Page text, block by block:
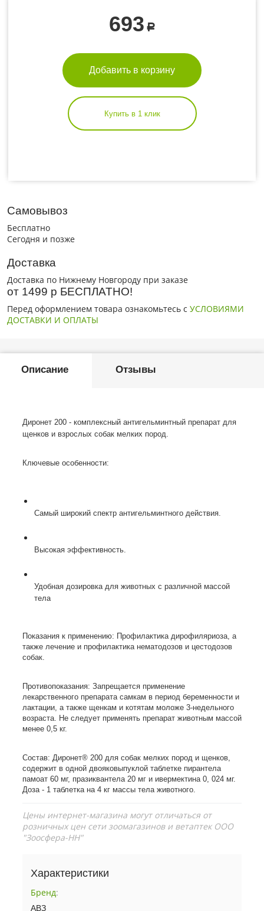
693 Р
Добавить в корзину
Купить в 1 клик
Самовывоз
Бесплатно
Сегодня и позже
Доставка
Доставка по Нижнему Новгороду при заказе
от 1499 р БЕСПЛАТНО!
Перед оформлением товара ознакомьтесь с УСЛОВИЯМИ
ДОСТАВКИ И ОПЛАТЫ
Описание Отзывы
Диронет 200 - комплексный антигельминтный препарат для
щенков и взрослых собак мелких пород.
Ключевые особенности:
Самый широкий спектр антигельминтного действия.
Высокая эффективность.
Удобная дозировка для животных с различной массой
тела
Показания к применению: Профилактика дирофиляриоза, а
также лечение и профилактика нематодозов и цестодозов
собак.
Противопоказания: Запрещается применение
лекарственного препарата самкам в период беременности и
лактации, а также щенкам и котятам моложе 3-недельного
возраста. Не следует применять препарат животным массой
менее 0,5 кг.
Состав: Диронет® 200 для собак мелких пород и щенков,
содержит в одной двояковыпуклой таблетке пирантела
памоат 60 мг, празиквантела 20 мг и ивермектина 0, 024 мг.
Доза - 1 таблетка на 4 кг массы тела животного.
Цены интернет-магазина могут отличаться от
розничных цен сети зоомагазинов и ветаптек ООО
"Зоосфера-НН"
Характеристики
Бренд:
АВЗ